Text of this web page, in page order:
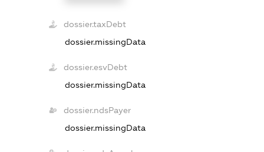
dossier.taxDebt
dossier.missingData
dossier.esvDebt
dossier.missingData
dossier.ndsPayer
dossier.missingData